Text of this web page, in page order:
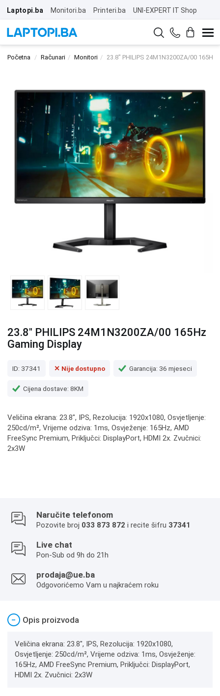
Laptopi.ba Monitori.ba Printeri.ba UNI-EXPERT IT Shop
Početna Računari Monitori 23.8" PHILIPS 24M1N3200ZA/00 165Hz
23.8" PHILIPS 24M1N3200ZA/00 165Hz
Gaming Display
ID: 37341 ✕ Nije dostupno Garancija: 36 mjeseci
Cijena dostave: 8KM
Veličina ekrana: 23.8", IPS, Rezolucija: 1920x1080, Osvjetljenje:
250cd/m², Vrijeme odziva: 1ms, Osvježenje: 165Hz, AMD
FreeSync Premium, Priključci: DisplayPort, HDMI 2x. Zvučnici:
2x3W
Naručite telefonom
Pozovite broj 033 873 872 i recite šifru 37341
Live chat
Pon-Sub od 9h do 21h
prodaja@ue.ba
Odgovorićemo Vam u najkraćem roku
− Opis proizvoda
Veličina ekrana: 23.8", IPS, Rezolucija: 1920x1080,
Osvjetljenje: 250cd/m², Vrijeme odziva: 1ms, Osvježenje:
165Hz, AMD FreeSync Premium, Priključci: DisplayPort,
HDMI 2x. Zvučnici: 2x3W